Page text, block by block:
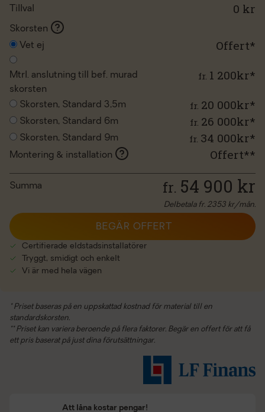
Tillval 0 kr
Skorsten
Vet ej
Offert*
Mtrl. anslutning till bef. murad
skorsten
fr. 1 200kr*
Skorsten, Standard 3,5m fr. 20 000kr*
Skorsten, Standard 6m fr. 26 000kr*
Skorsten, Standard 9m fr. 34 000kr*
Montering & installation Offert**
Summa fr. 54 900 kr
Delbetala fr. 2353 kr/mån.
Certifierade eldstadsinstallatörer
Tryggt, smidigt och enkelt
Vi är med hela vägen
BEGÄR OFFERT
* Priset baseras på en uppskattad kostnad för material till en
standardskorsten.
** Priset kan variera beroende på flera faktorer. Begär en offert för att få
ett pris baserat på just dina förutsättningar.
Att låna kostar pengar!